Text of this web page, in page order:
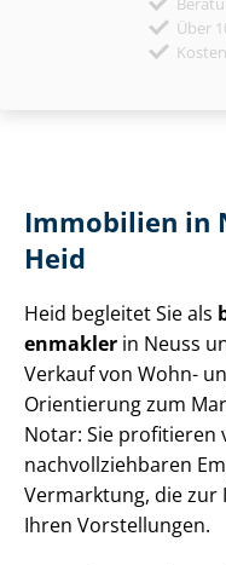
Über
Immobilien in
Heid
Heid begleitet Sie als
en­mak­ler in Neuss
Verkauf von Wohn-
Orientierung zum
Notar: Sie profitieren
nach­voll­zieh­ba­ren
Vermarktung, die zur
Ihren Vorstellungen.